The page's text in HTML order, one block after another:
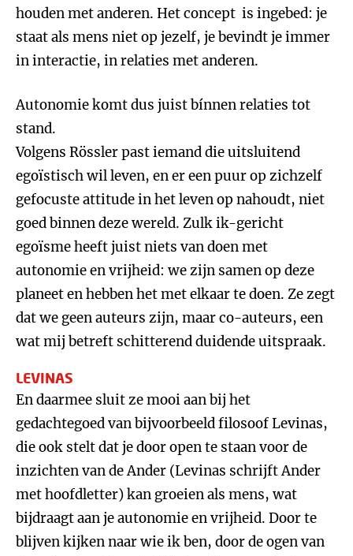
houden met anderen. Het concept is ingebed: je
staat als mens niet op jezelf, je bevindt je immer
in interactie, in relaties met anderen.
Autonomie komt dus juist bínnen relaties tot
stand.
Volgens Rössler past iemand die uitsluitend
egoïstisch wil leven, en er een puur op zichzelf
gefocuste attitude in het leven op nahoudt, niet
goed binnen deze wereld. Zulk ik-gericht
egoïsme heeft juist niets van doen met
autonomie en vrijheid: we zijn samen op deze
planeet en hebben het met elkaar te doen. Ze zegt
dat we geen auteurs zijn, maar co-auteurs, een
wat mij betreft schitterend duidende uitspraak.
LEVINAS
En daarmee sluit ze mooi aan bij het
gedachtegoed van bijvoorbeeld filosoof Levinas,
die ook stelt dat je door open te staan voor de
inzichten van de Ander (Levinas schrijft Ander
met hoofdletter) kan groeien als mens, wat
bijdraagt aan je autonomie en vrijheid. Door te
blijven kijken naar wie ik ben, door de ogen van